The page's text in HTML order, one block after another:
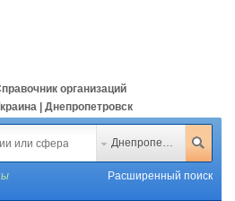
организаций
| Днепропетровск
Днепропетровск
Расширенный поиск